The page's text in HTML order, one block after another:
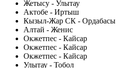
Жетысу - Улытау
Актобе - Иртыш
Кызыл-Жар СК - Ордабасы
Алтай - Женис
Окжетпес - Кайсар
Окжетпес - Кайсар
Окжетпес - Кайсар
Улытау - Тобол